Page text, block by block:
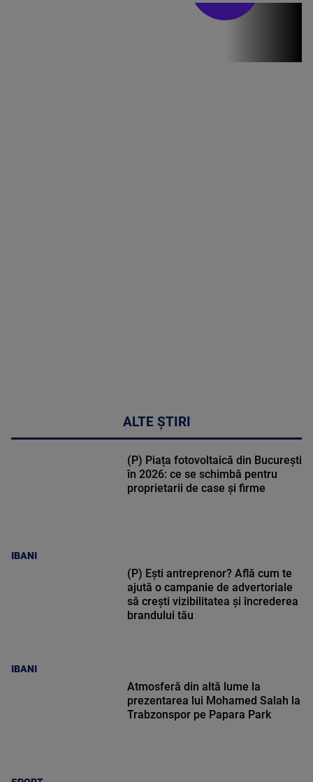
ALTE ȘTIRI
IBANI
(P) Piața fotovoltaică din București
în 2026: ce se schimbă pentru
proprietarii de case și firme
IBANI
(P) Ești antreprenor? Află cum te
ajută o campanie de advertoriale
să crești vizibilitatea și încrederea
brandului tău
Atmosferă din altă lume la
prezentarea lui Mohamed Salah la
Trabzonspor pe Papara Park